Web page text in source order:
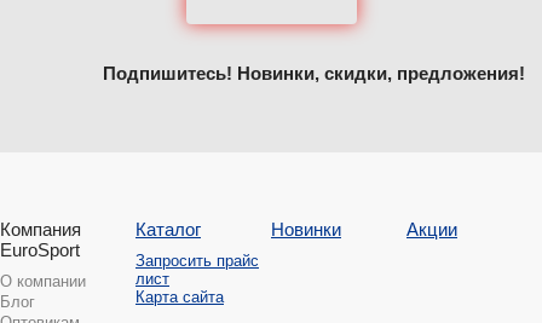
Подпишитесь! Новинки, скидки, предложения!
Компания
EuroSport
О компании
Блог
Каталог
Запросить прайс
лист
Карта сайта
Новинки Акции